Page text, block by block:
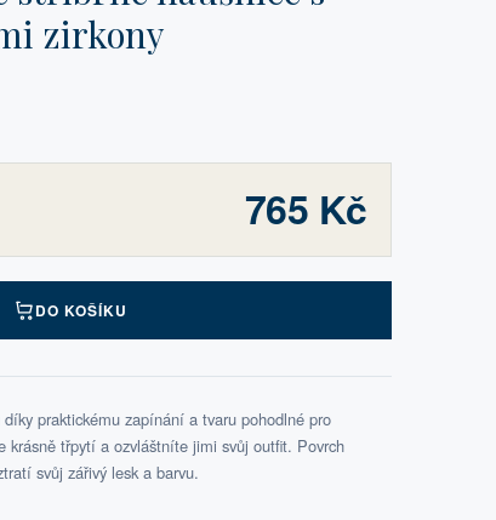
zirkony
765 Kč
DO KOŠÍKU
praktickému zapínání a tvaru pohodlné pro
krásně třpytí a ozvláštníte jimi svůj outfit. Povrch
svůj zářivý lesk a barvu.